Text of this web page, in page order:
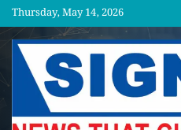
Skip
to
content
Thursday, May 14, 2026